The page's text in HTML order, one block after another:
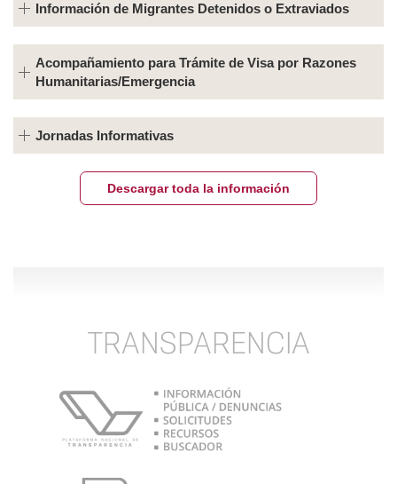
Información de Migrantes Detenidos o Extraviados
Acompañamiento para Trámite de Visa por Razones
Humanitarias/Emergencia
Jornadas Informativas
Descargar toda la información
TRANSPARENCIA